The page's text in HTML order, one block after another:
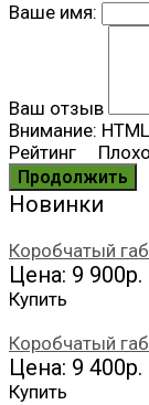
Ваше имя:
Ваш отзыв
Внимание:
Рейтинг Плохо
Продолжить
Новинки
Коробчатый
Цена: 9 900р.
Купить
Коробчатый
Цена: 9 400р.
Купить